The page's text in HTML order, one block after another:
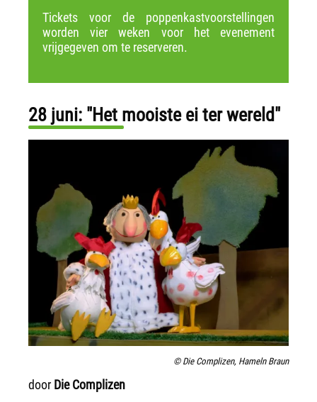
Tickets voor de poppenkastvoorstellingen
worden vier weken voor het evenement
vrijgegeven om te reserveren.
28 juni: "Het mooiste ei ter wereld"
© Die Complizen, Hameln Braun
door Die Complizen